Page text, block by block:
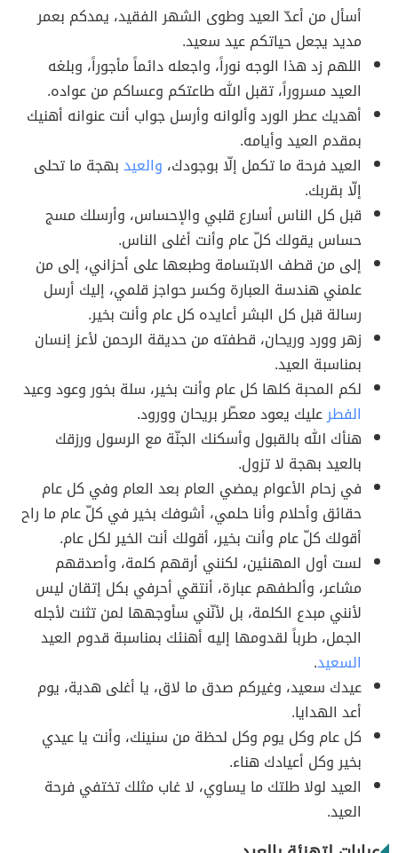
أسأل من أعدّ العيد وطوى الشهر الفقيد، يمدكم بعمر
مديد يجعل حياتكم عيد سعيد.
اللهم زد هذا الوجه نوراً، واجعله دائماً مأجوراً، وبلغه
العيد مسروراً، تقبل الله طاعتكم وعساكم من عواده.
أهديك عطر الورد وألوانه وأرسل جواب أنت عنوانه أهنيك
بمقدم العيد وأيامه.
العيد فرحة ما تكمل إلّا بوجودك، والعيدبهجة ما تحلى
إلّا بقربك.
قبل كل الناس أسارع قلبي والإحساس، وأرسلك مسج
حساس يقولك كلّ عام وأنت أغلى الناس.
إلى من قطف الابتسامة وطبعها على أحزاني، إلى من
علمني هندسة العبارة وكسر حواجز قلمي، إليك أرسل
رسالة قبل كل البشر أعايده كل عام وأنت بخير.
زهر وورد وريحان، قطفته من حديقة الرحمن لأعز إنسان
بمناسبة العيد.
لكم المحبة كلها كل عام وأنت بخير، سلة بخور وعود وعيد
الفطرعليك يعود معطّر بريحان وورود.
هنأك الله بالقبول وأسكنك الجنّة مع الرسول ورزقك
بالعيد بهجة لا تزول.
في زحام الأعوام يمضي العام بعد العام وفي كل عام
حقائق وأحلام وأنا حلمي، أشوفك بخير في كلّ عام ما راح
أقولك كلّ عام وأنت بخير، أقولك أنت الخير لكل عام.
لست أول المهنئين، لكنني أرقهم كلمة، وأصدقهم
مشاعر، وألطفهم عبارة، أنتقي أحرفي بكل إتقان ليس
لأنني مبدع الكلمة، بل لأنّني سأوجهها لمن تثنت لأجله
الجمل، طرباً لقدومها إليه أهنئك بمناسبة قدوم العيد
السعيد.
عيدك سعيد، وغيركم صدق ما لاق، يا أغلى هدية، يوم
أعد الهدايا.
كل عام وكل يوم وكل لحظة من سنينك، وأنت يا عيدي
بخير وكل أعيادك هناء.
العيد لولا طلتك ما يساوي، لا غاب مثلك تختفي فرحة
العيد.